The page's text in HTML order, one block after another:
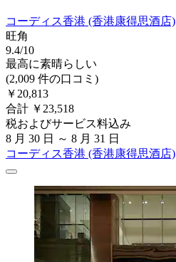
コーディス香港 (香港康得思酒店)
旺角
9.4/10
最高に素晴らしい
(2,009 件の口コミ)
￥20,813
合計 ￥23,518
税およびサービス料込み
8 月 30 日 ～ 8 月 31 日
コーディス香港 (香港康得思酒店)